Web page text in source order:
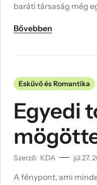
baráti társaság még
Bővebben
Esküvő és Romantika
Egyedi
Szerző: KDA júl 27,
A fénypont, ami